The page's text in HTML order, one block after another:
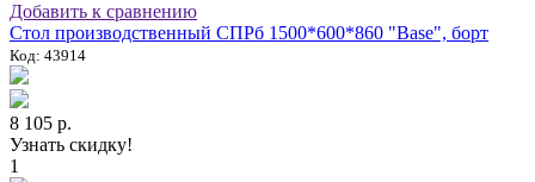
Добавить к сравнению
Стол производственный СПРб 1500*600*860 "Base", борт
Код: 43914
8 105 р.
Узнать скидку!
1